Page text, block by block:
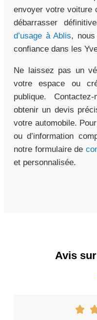
envoyer votre voiture
débarrasser
d’usage à Ablis,
confiance dans les
Ne laissez pas un
votre espace ou
publique.
obtenir un devis
votre automobile.
ou d’information
notre formulaire de
et personnalisée.
Avis